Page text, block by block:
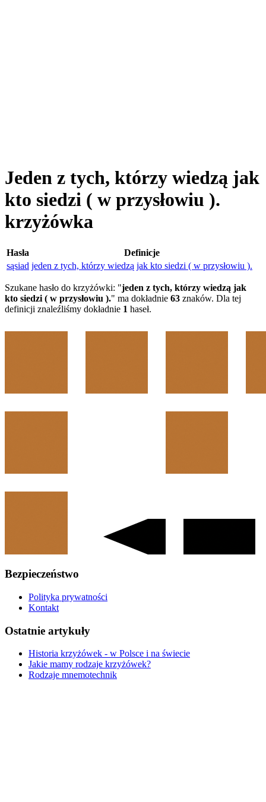
Jeden z tych, którzy wiedzą jak
kto siedzi ( w przysłowiu ).
krzyżówka
Hasła
Definicje
sąsiad jeden z tych, którzy wiedzą jak kto siedzi ( w przysłowiu ).
Szukane hasło do krzyżówki: "jeden z tych, którzy wiedzą jak
kto siedzi ( w przysłowiu )." ma dokładnie 63 znaków. Dla tej
definicji znaleźliśmy dokładnie 1 haseł.
Bezpieczeństwo
Polityka prywatności
Kontakt
Ostatnie artykuły
Historia krzyżówek - w Polsce i na świecie
Jakie mamy rodzaje krzyżówek?
Rodzaje mnemotechnik